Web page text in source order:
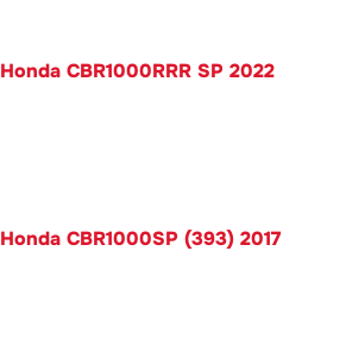
Honda CBR1000RRR SP 2022
Honda CBR1000SP (393) 2017